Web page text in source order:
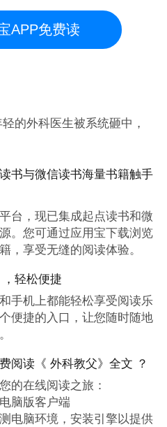
APP免费读
的外科医生被系统砸中，
书与微信读书海量书籍触手
台，现已集成起点读书和微
。您可通过应用宝下载浏览
，享受无缝的阅读体验。
轻松便捷
手机上都能轻松享受阅读乐
便捷的入口，让您随时随地
阅读《 外科教父》全文 ？
的在线阅读之旅：
脑版客户端
电脑环境，安装引擎以提供